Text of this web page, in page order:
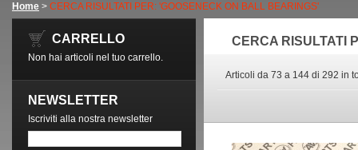
Home > CERCA RISULTATI PER: 'GOOSENECK ON BALL BEARINGS'
CERCA RISULTATI
Articoli da 73 a 144 di 292 in
CARRELLO
Non hai articoli nel tuo carrello.
NEWSLETTER
Iscriviti alla nostra newsletter